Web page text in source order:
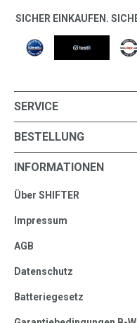
SICHER EINKAUFEN.
SERVICE
BESTELLUNG
INFORMATIONEN
Über SHIFTER
Impressum
AGB
Datenschutz
Batteriegesetz